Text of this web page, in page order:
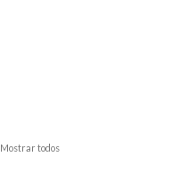
Mostrar todos